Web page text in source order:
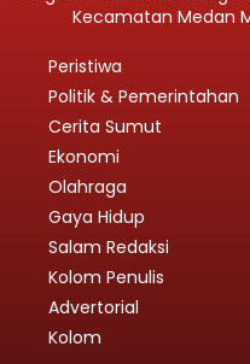
Kecamatan Medan
Peristiwa
Politik & Pemerintahan
Cerita Sumut
Ekonomi
Olahraga
Gaya Hidup
Salam Redaksi
Kolom Penulis
Advertorial
Kolom